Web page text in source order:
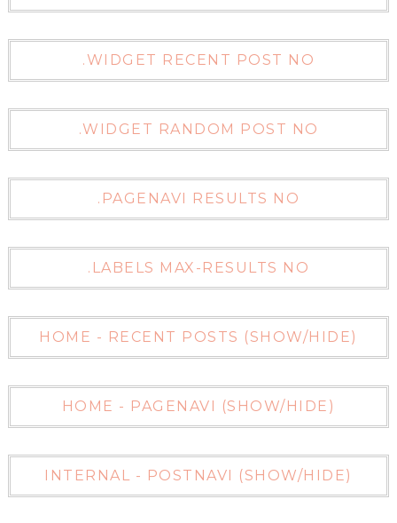
WIDGET RECENT POST NO.
WIDGET RANDOM POST NO.
PAGENAVI RESULTS NO.
LABELS MAX-RESULTS NO.
HOME - RECENT POSTS (SHOW/HIDE)
HOME - PAGENAVI (SHOW/HIDE)
INTERNAL - POSTNAVI (SHOW/HIDE)